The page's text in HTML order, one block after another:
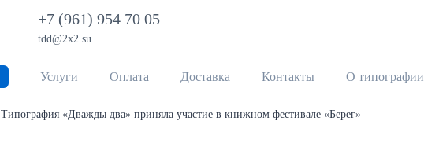
+7 (961) 954 70 05
tdd@2x2.su
Услуги Оплата Доставка Контакты О типографии
Типография «Дважды два» приняла участие в книжном фестивале «Берег»